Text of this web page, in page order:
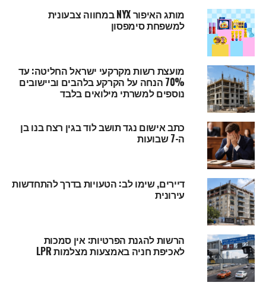
מותג האיפור NYX במחווה צבעונית
למשפחת סימפסון
מועצת רשות מקרקעי ישראל החליטה: עד
70% הנחה על הקרקע בלהבים וביישובים
נוספים למשרתי מילואים בלבד
כתב אישום נגד תושב לוד בגין רצח בנו בן
ה-7 שבועות
דיירים, שימו לב: הטעויות בדרך להתחדשות
עירונית
הרשות להגנת הפרטיות: אין סמכות
לאכיפת חניה באמצעות מצלמות LPR